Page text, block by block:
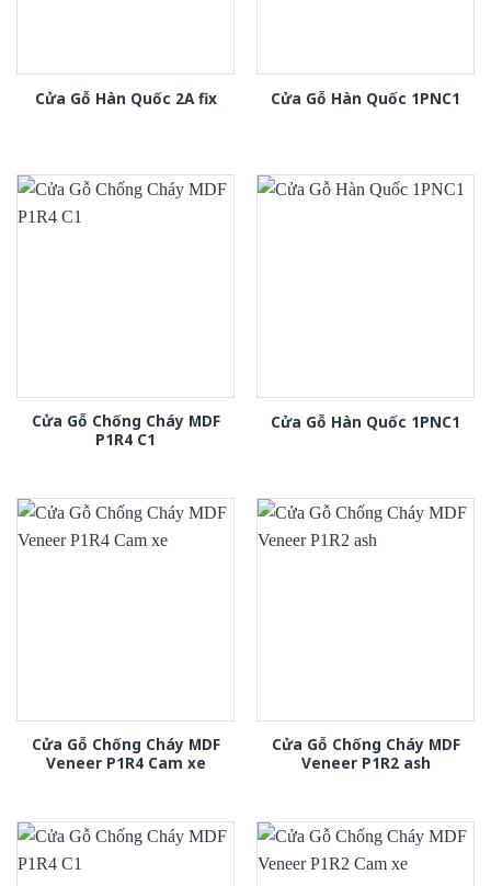
Cửa Gỗ Hàn Quốc 2A fix Cửa Gỗ Hàn Quốc 1PNC1
Cửa Gỗ Chống Cháy MDF
P1R4 C1
Cửa Gỗ Hàn Quốc 1PNC1
Cửa Gỗ Chống Cháy MDF
Veneer P1R4 Cam xe
Cửa Gỗ Chống Cháy MDF
Veneer P1R2 ash